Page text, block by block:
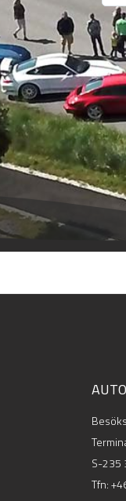
S-235
Tfn: